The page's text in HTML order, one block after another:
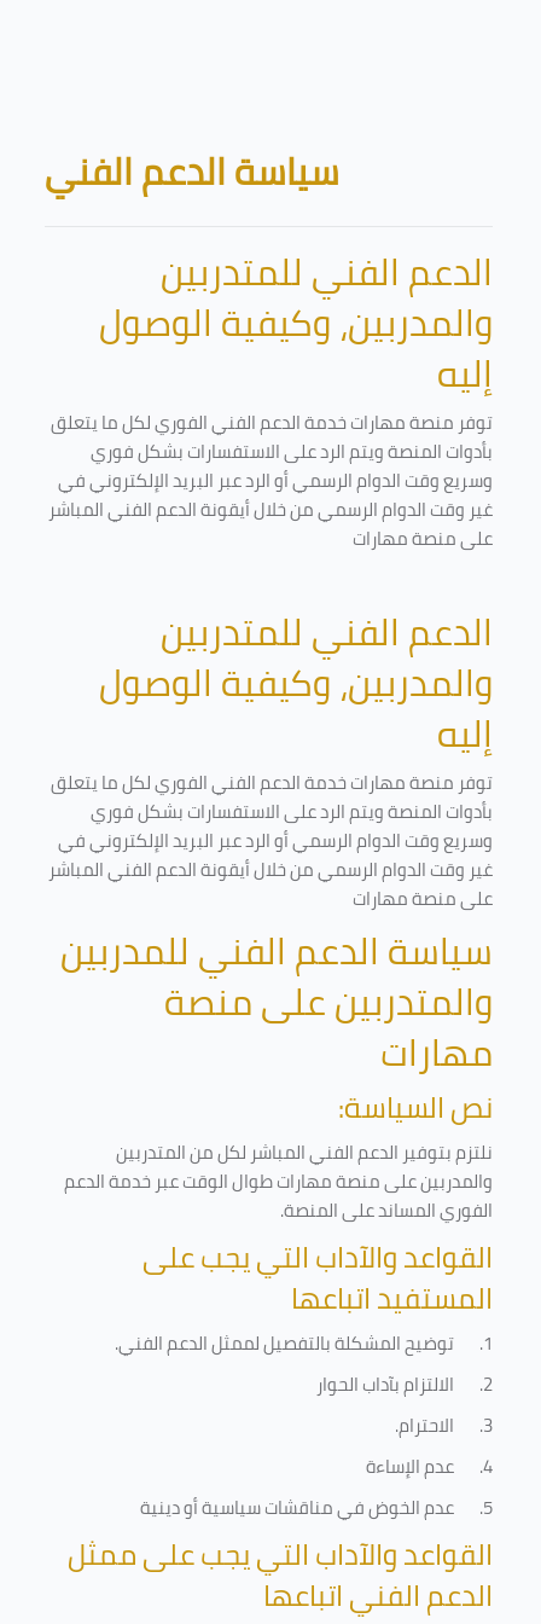
Blocks
سياسة الدعم الفني
الدعم الفني للمتدربين
والمدربين، وكيفية الوصول
إليه
توفر منصة مهارات خدمة الدعم الفني الفوري لكل ما يتعلق
بأدوات المنصة ويتم الرد على الاستفسارات بشكل فوري
وسريع وقت الدوام الرسمي أو الرد عبر البريد الإلكتروني في
غير وقت الدوام الرسمي من خلال أيقونة الدعم الفني المباشر
على منصة مهارات
الدعم الفني للمتدربين
والمدربين، وكيفية الوصول
إليه
توفر منصة مهارات خدمة الدعم الفني الفوري لكل ما يتعلق
بأدوات المنصة ويتم الرد على الاستفسارات بشكل فوري
وسريع وقت الدوام الرسمي أو الرد عبر البريد الإلكتروني في
غير وقت الدوام الرسمي من خلال أيقونة الدعم الفني المباشر
على منصة مهارات
سياسة الدعم الفني للمدربين
والمتدربين على منصة
مهارات
نص السياسة:
نلتزم بتوفير الدعم الفني المباشر لكل من المتدربين
والمدربين على منصة مهارات طوال الوقت عبر خدمة الدعم
الفوري المساند على المنصة.
القواعد والآداب التي يجب على
المستفيد اتباعها
1. توضيح المشكلة بالتفصيل لممثل الدعم الفني.
2.
الالتزام بآداب الحوار
3.
الاحترام.
4.
عدم الإساءة
5.
عدم الخوض في مناقشات سياسية أو دينية
القواعد والآداب التي يجب على ممثل
الدعم الفني اتباعها